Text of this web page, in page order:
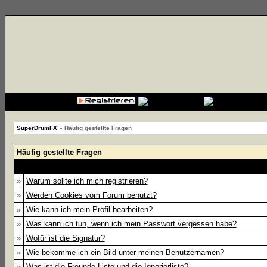
SuperDrumFX» Häufig gestellte Fragen
Häufig gestellte Fragen
»
Warum sollte ich mich registrieren?
»
Werden Cookies vom Forum benutzt?
»
Wie kann ich mein Profil bearbeiten?
»
Was kann ich tun, wenn ich mein Passwort vergessen habe?
»
Wofür ist die Signatur?
»
Wie bekomme ich ein Bild unter meinen Benutzernamen?